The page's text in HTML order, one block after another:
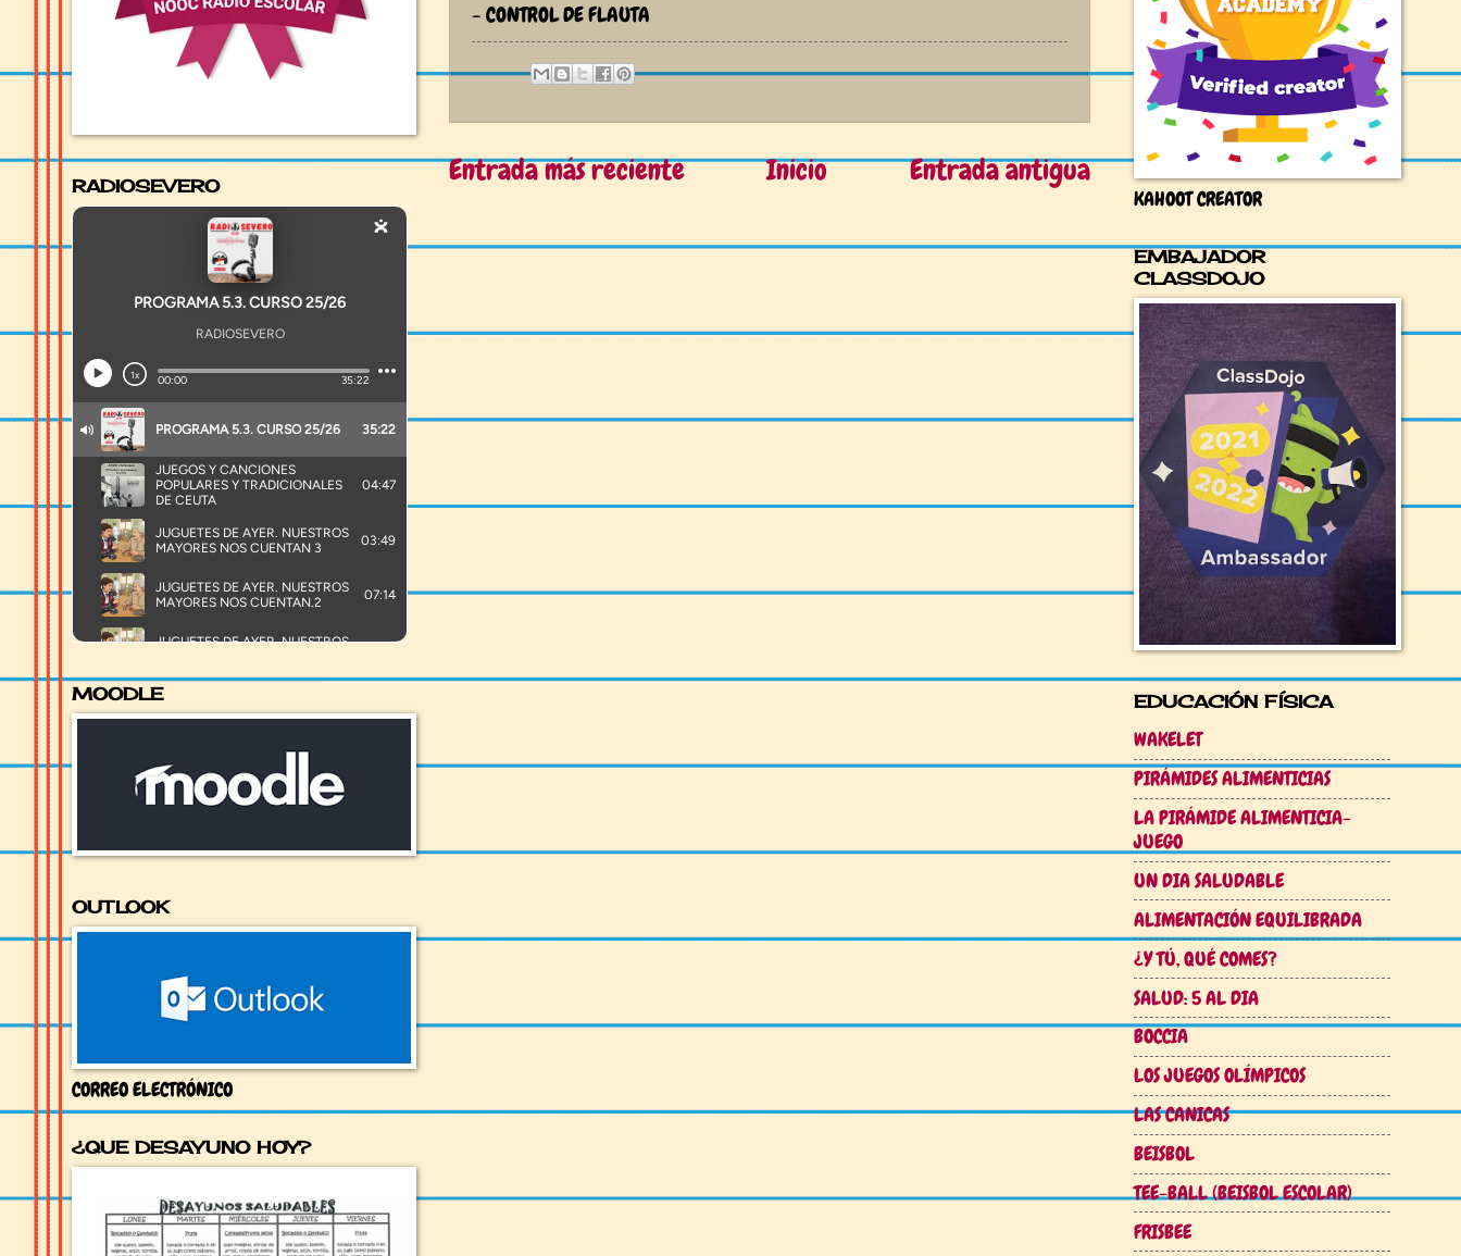
- CONTROL DE FLAUTA
Entrada más reciente Entrada antigua
Inicio
RADIOSEVERO
MOODLE
OUTLOOK
CORREO ELECTRÓNICO
¿QUE DESAYUNO HOY?
KAHOOT CREATOR
EMBAJADOR
CLASSDOJO
EDUCACIÓN FÍSICA
WAKELET
PIRÁMIDES ALIMENTICIAS
LA PIRÁMIDE ALIMENTICIA-
JUEGO
UN DIA SALUDABLE
ALIMENTACIÓN EQUILIBRADA
¿Y TÚ, QUÉ COMES?
SALUD: 5 AL DIA
BOCCIA
LOS JUEGOS OLÍMPICOS
LAS CANICAS
BEISBOL
TEE-BALL (BEISBOL ESCOLAR)
FRISBEE